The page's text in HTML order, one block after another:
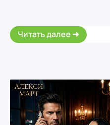
Читать далее